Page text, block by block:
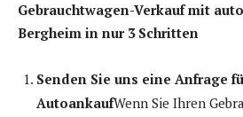
Gebrauchtwagen-Verkauf mit
Bergheim in nur 3 Schritten
Senden Sie uns eine Anfrage
AutoankaufWenn Sie Ihren